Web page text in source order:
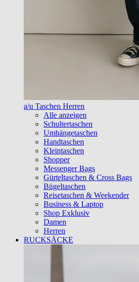
a/u Taschen Herren
Alle anzeigen
Schultertaschen
Umhängetaschen
Handtaschen
Kleintaschen
Shopper
Messenger Bags
Gürteltaschen & Cross Bags
Bügeltaschen
Reisetaschen & Weekender
Business & Laptop
Shop Exklusiv
Damen
Herren
RUCKSÄCKE